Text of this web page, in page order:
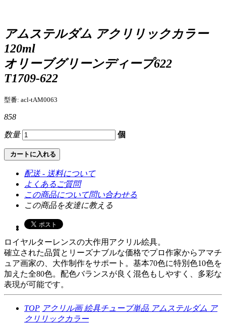
アムステルダム アクリリックカラー
120ml
オリーブグリーンディープ622
T1709-622
型番: acl-tAM0063
858
数量 個
カートに入れる
配送 - 送料について
よくあるご質問
この商品について問い合わせる
この商品を友達に教える
ロイヤルターレンスの大作用アクリル絵具。
確立された品質とリーズナブルな価格でプロ作家からアマチ
ュア画家の、大作制作をサポート。基本70色に特別色10色を
加えた全80色。配色バランスが良く混色もしやすく、多彩な
表現が可能です。
TOP アクリル画絵具チューブ単品 アムステルダム ア
クリリックカラー